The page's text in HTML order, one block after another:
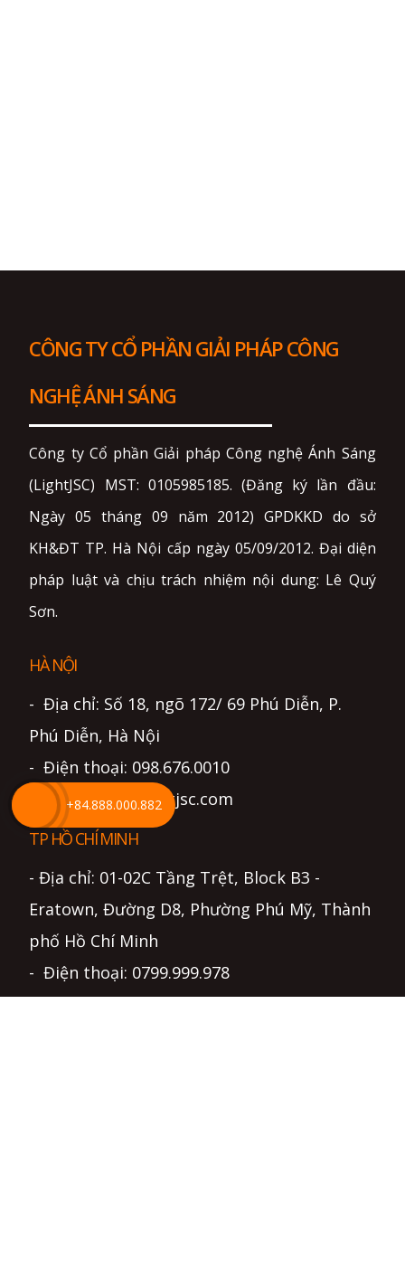
CÔNG TY CỔ PHẦN GIẢI PHÁP CÔNG
NGHỆ ÁNH SÁNG
Công ty Cổ phần Giải pháp Công nghệ Ánh Sáng
(LightJSC) MST: 0105985185. (Đăng ký lần đầu:
Ngày 05 tháng 09 năm 2012) GPDKKD do sở
KH&ĐT TP. Hà Nội cấp ngày 05/09/2012. Đại diện
pháp luật và chịu trách nhiệm nội dung: Lê Quý
Sơn.
HÀ NỘI
- Địa chỉ: Số 18, ngõ 172/ 69 Phú Diễn, P.
Phú Diễn, Hà Nội
- Điện thoại: 098.676.0010
- Email: info@lightjsc.com
TP HỒ CHÍ MINH
- Địa chỉ: 01-02C Tầng Trệt, Block B3 -
Eratown, Đường D8, Phường Phú Mỹ, Thành
phố Hồ Chí Minh
- Điện thoại: 0799.999.978
- Email: info@lightjsc.com
+84.888.000.882